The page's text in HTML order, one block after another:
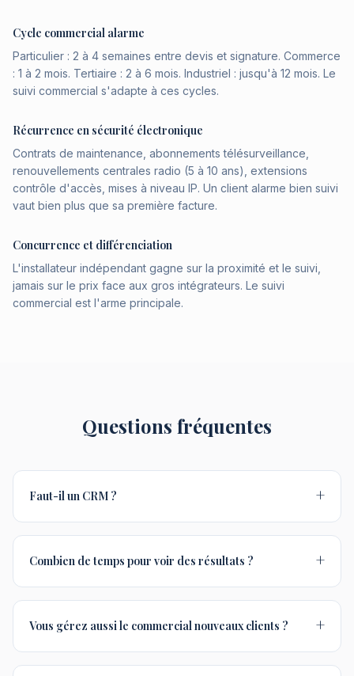
Cycle commercial alarme
Particulier : 2 à 4 semaines entre devis et signature. Commerce
: 1 à 2 mois. Tertiaire : 2 à 6 mois. Industriel : jusqu'à 12 mois. Le
suivi commercial s'adapte à ces cycles.
Récurrence en sécurité électronique
Contrats de maintenance, abonnements télésurveillance,
renouvellements centrales radio (5 à 10 ans), extensions
contrôle d'accès, mises à niveau IP. Un client alarme bien suivi
vaut bien plus que sa première facture.
Concurrence et différenciation
L'installateur indépendant gagne sur la proximité et le suivi,
jamais sur le prix face aux gros intégrateurs. Le suivi
commercial est l'arme principale.
Questions fréquentes
Faut-il un CRM ? +
Combien de temps pour voir des résultats ? +
Vous gérez aussi le commercial nouveaux clients ? +